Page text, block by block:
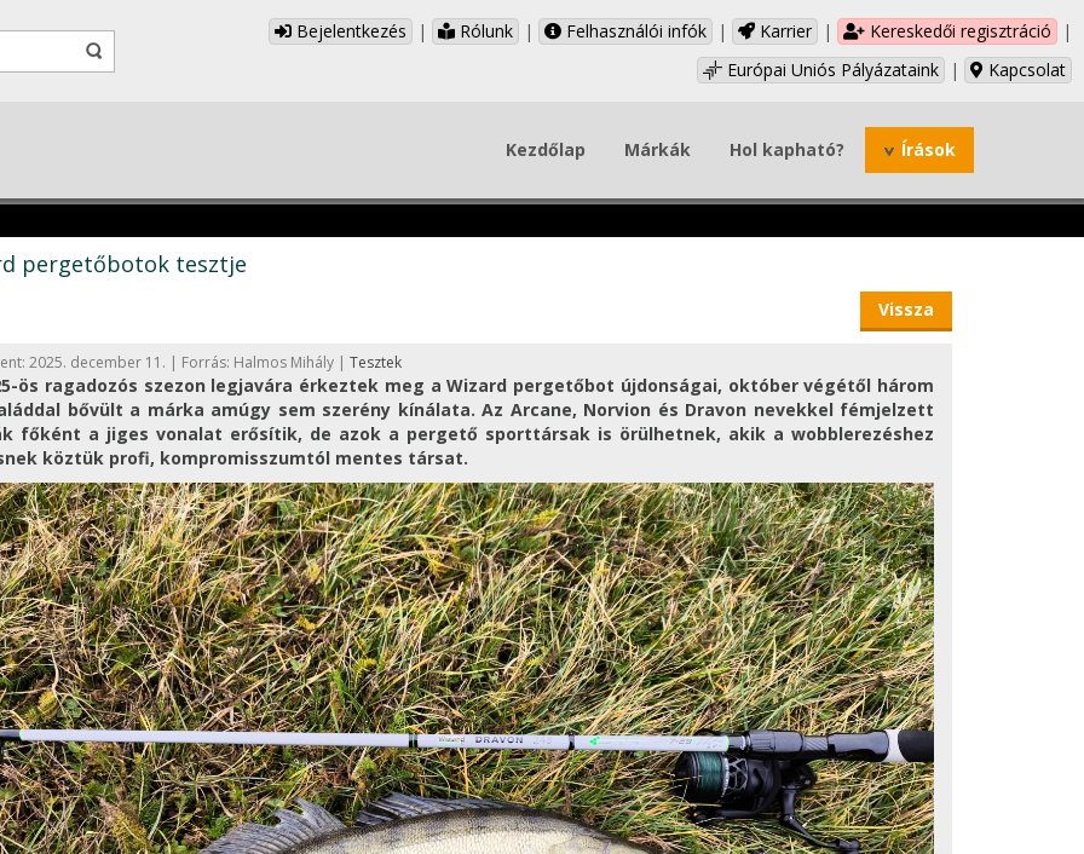
Bejelentkezés | Rólunk | Felhasználói infók | Karrier | Kereskedői regisztráció
|
Európai Uniós Pályázataink
| Kapcsolat
Kezdőlap Márkák Hol kapható? Írások
pergetőbotok tesztje
Vissza
2025. december 11. | Forrás: Halmos Mihály | Tesztek
ös ragadozós szezon legjavára érkeztek meg a Wizard pergetőbot újdonságai, október végétől három
bővült a márka amúgy sem szerény kínálata. Az Arcane, Norvion és Dravon nevekkel fémjelzett
főként a jiges vonalat erősítik, de azok a pergető sporttársak is örülhetnek, akik a wobblerezéshez
köztük profi, kompromisszumtól mentes társat.